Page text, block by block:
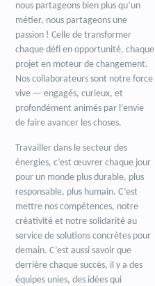
nous partageons bien plus qu’un
métier, nous partageons une
passion ! Celle de transformer
chaque défi en opportunité, chaque
projet en moteur de changement.
Nos collaborateurs sont notre force
vive — engagés, curieux, et
profondément animés par l’envie
de faire avancer les choses.
Travailler dans le secteur des
énergies, c’est œuvrer chaque jour
pour un monde plus durable, plus
responsable, plus humain. C’est
mettre nos compétences, notre
créativité et notre solidarité au
service de solutions concrètes pour
demain. C’est aussi savoir que
derrière chaque succès, il y a des
équipes unies, des idées qui